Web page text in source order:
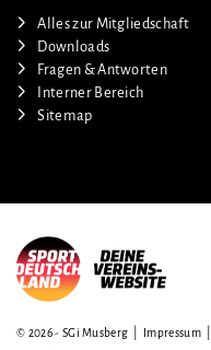
Alles zur Mitgliedschaft
Downloads
Fragen & Antworten
Interner Bereich
Sitemap
© 2026 - SGi Musberg | Impressum|